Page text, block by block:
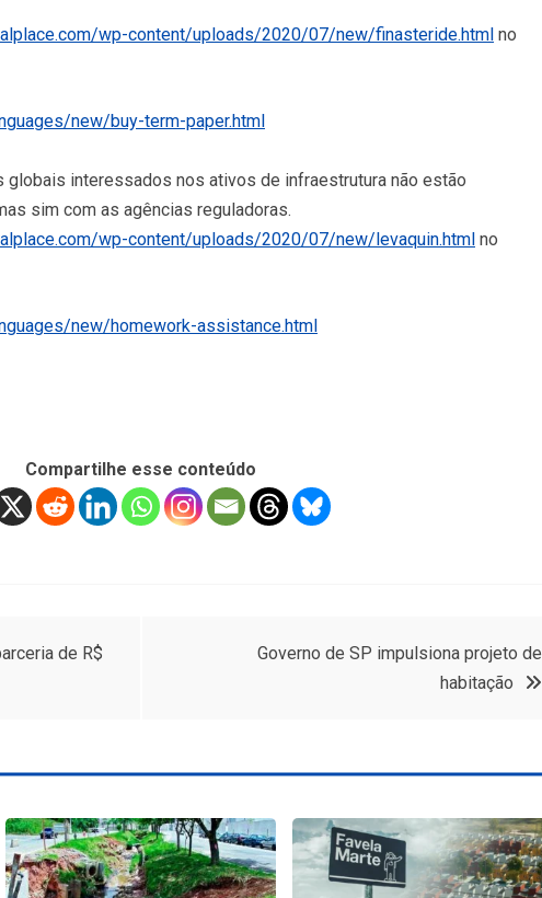
wp-content/uploads/2020/07/new/finasteride.html no
new/buy-term-paper.html
interessados nos ativos de infraestrutura não estão
sim com as agências reguladoras.
wp-content/uploads/2020/07/new/levaquin.html no
new/homework-assistance.html
Compartilhe esse conteúdo
de R$
Governo de SP impulsiona projeto de
habitação